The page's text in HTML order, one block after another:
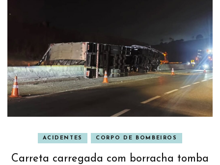
ACIDENTES CORPO DE BOMBEIROS
Carreta carregada com borracha tomba